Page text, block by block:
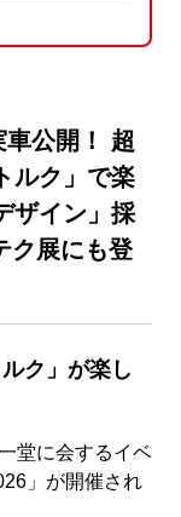
公開！ 超
ルク」で楽
ザイン」採
ク展にも登
ク」が楽し
堂に会するイベ
」が開催され